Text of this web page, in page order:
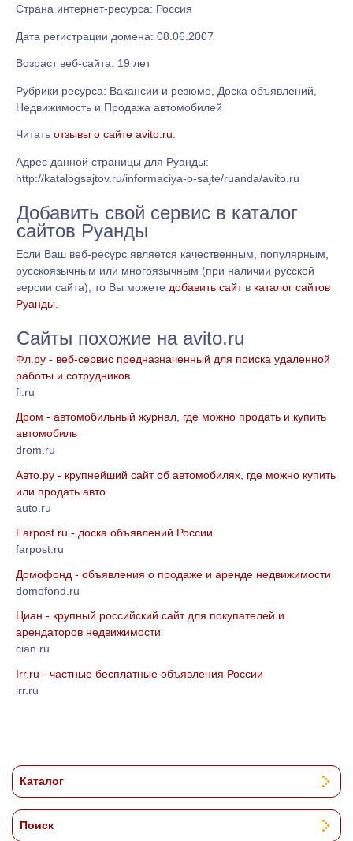
Страна интернет-ресурса: Россия
Дата регистрации домена: 08.06.2007
Возраст веб-сайта: 19 лет
Рубрики ресурса: Вакансии и резюме, Доска объявлений,
Недвижимость и Продажа автомобилей
Читать отзывы о сайте avito.ru
Адрес данной страницы для Руанды:
http://katalogsajtov.ru/informaciya-o-sajte/ruanda/avito.ru
Добавить свой сервис в каталог
сайтов Руанды
Если Ваш веб-ресурс является качественным, популярным,
русскоязычным или многоязычным (при наличии русской
версии сайта), то Вы можете добавить сайтв каталог сайтов
Руанды
Сайты похожие на avito.ru
Фл.ру - веб-сервис предназначенный для поиска удаленной
работы и сотрудников
fl.ru
Дром - автомобильный журнал, где можно продать и купить
автомобиль
drom.ru
Авто.ру - крупнейший сайт об автомобилях, где можно купить
или продать авто
auto.ru
Farpost.ru - доска объявлений России
farpost.ru
Домофонд - объявления о продаже и аренде недвижимости
domofond.ru
Циан - крупный российский сайт для покупателей и
арендаторов недвижимости
cian.ru
Irr.ru - частные бесплатные объявления России
irr.ru
Каталог
Поиск